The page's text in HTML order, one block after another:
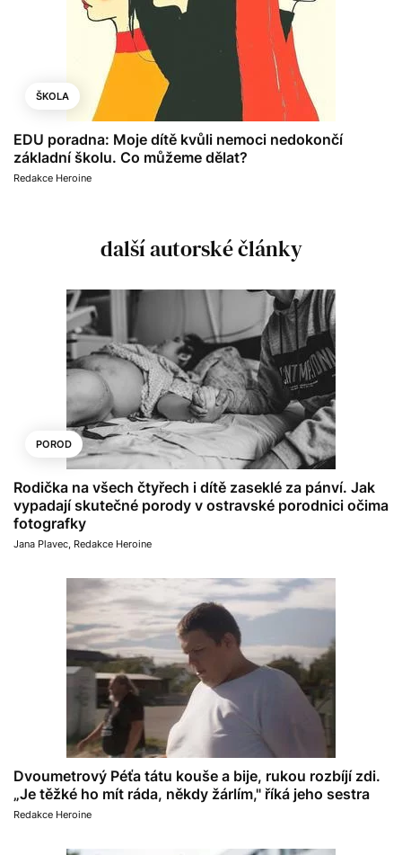
ŠKOLA
EDU poradna: Moje dítě kvůli nemoci nedokončí
základní školu. Co můžeme dělat?
Redakce Heroine
další autorské články
POROD
Rodička na všech čtyřech i dítě zaseklé za pánví. Jak
vypadají skutečné porody v ostravské porodnici očima
fotografky
Jana Plavec, Redakce Heroine
Dvoumetrový Péťa tátu kouše a bije, rukou rozbíjí zdi.
„Je těžké ho mít ráda, někdy žárlím," říká jeho sestra
Redakce Heroine